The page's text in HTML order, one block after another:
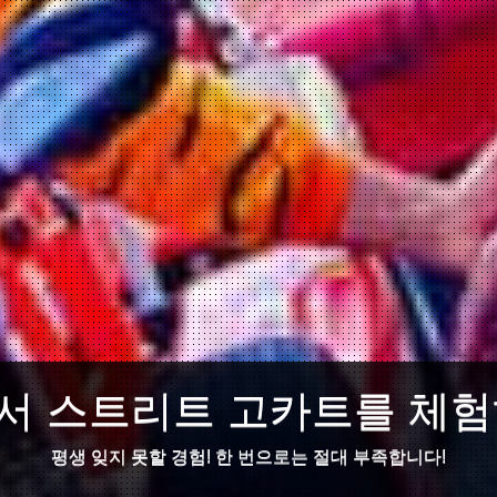
스트리트 고카트를 체
평생 잊지 못할 경험! 한 번으로는 절대 부족합니다!